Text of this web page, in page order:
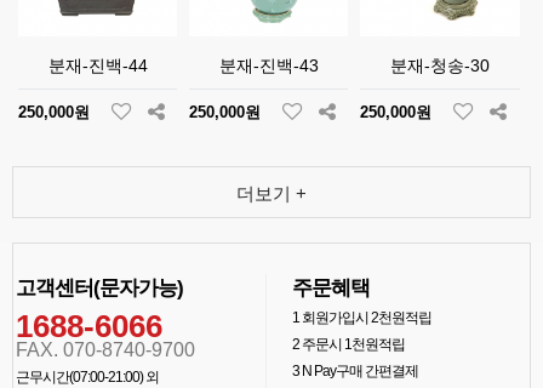
분재-진백-44
250,000원
분재-진백-43
250,000원
분재-청송-30
250,000원
더보기 +
고객센터(문자가능)
1688-6066
FAX. 070-8740-9700
근무시간(07:00-21:00) 외
주문혜택
1회원가입시 2천원적립
2주문시 1천원적립
3N Pay구매 간편결제